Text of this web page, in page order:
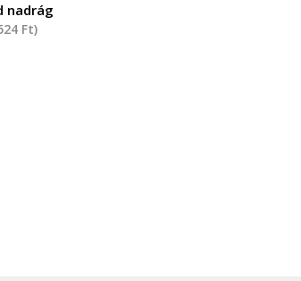
nadrág
Ft)